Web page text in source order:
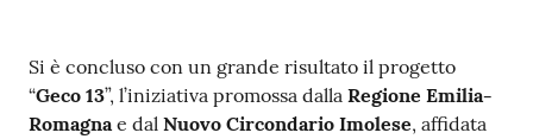
Contenuto
Si è concluso con un grande risultato il progetto
“Geco 13”, l’iniziativa promossa dalla Regione Emilia-
Romagnae dal Nuovo Circondario Imolese, affidata